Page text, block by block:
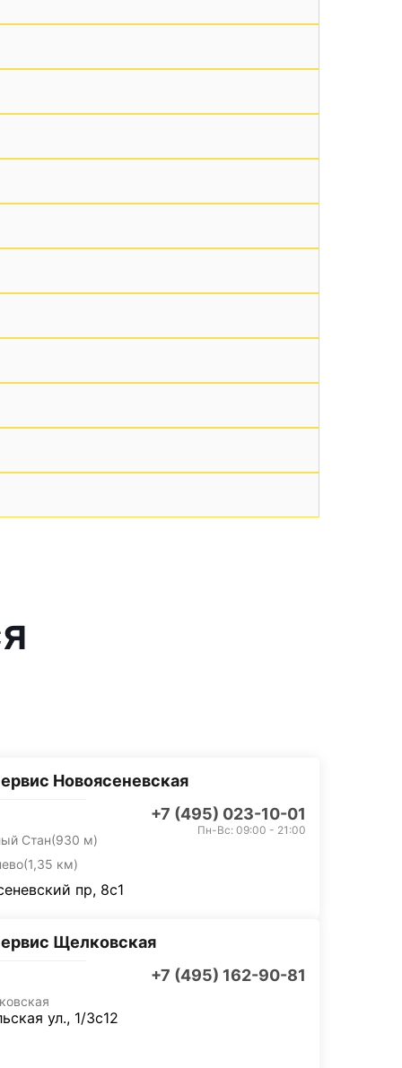
Новоясеневская
+7 (495) 023-10-01
Стан(930 м)
(1,35 км)
Пн-Вс: 09:00 - 21:00
пр, 8с1
Щелковская
+7 (495) 162-90-81
ул., 1/3с12